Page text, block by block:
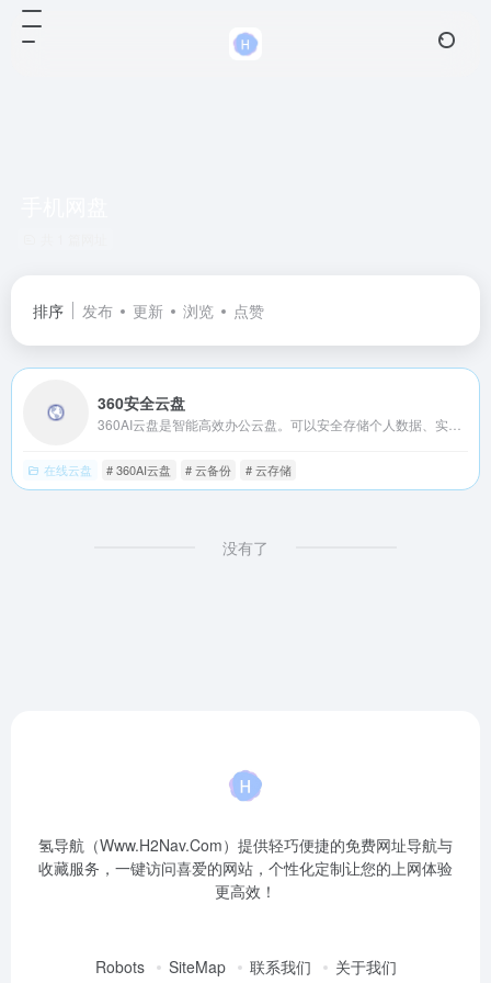
排序 发布 更新 浏览 点赞
360安全云盘
在线云盘 # 360AI云盘 # 云备份 # 云存储
没有了
氢导航（Www.H2Nav.Com）提供轻巧便捷的免费网址导航与
收藏服务，一键访问喜爱的网站，个性化定制让您的上网体验
更高效！
Robots SiteMap 联系我们 关于我们